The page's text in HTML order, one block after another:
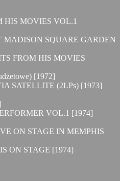
HIS MOVIES VOL.1
MADISON SQUARE GARDEN
FROM HIS MOVIES
[1972]
SATELLITE (2LPs) [1973]
VOL.1 [1974]
ON STAGE IN MEMPHIS
ON STAGE [1974]